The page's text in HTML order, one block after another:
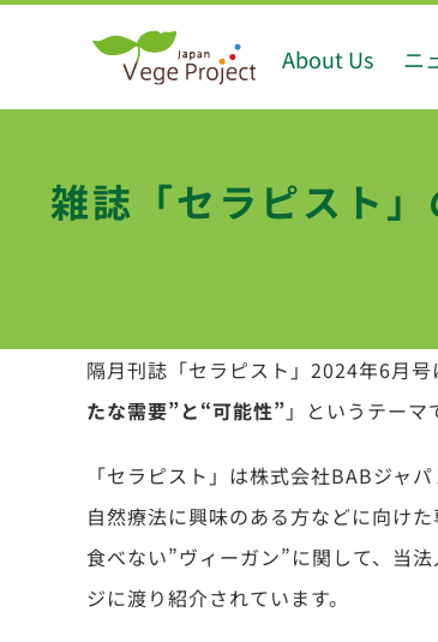
About Us ニ
雑誌「セラピスト
隔月刊誌「セラピスト」2024年6月号
たな需要”と“可能性” 」 というテーマ
「セラピスト」は株式会社BABジャ
自然療法に興味のある方などに向け
食べない”ヴィーガン”に関して、当
ジに渡り紹介されています。